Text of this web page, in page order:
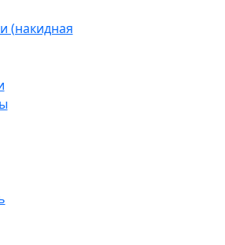
(накидная